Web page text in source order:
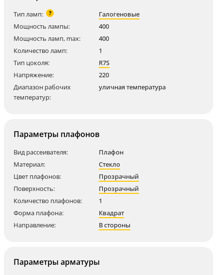
Тип ламп: ?
Галогеновые
Мощность лампы:
400
Мощность ламп, max:
400
Количество ламп:
1
Тип цоколя:
R7S
Напряжение:
220
Диапазон рабочих
температур:
уличная температура
Параметры плафонов
Вид рассеивателя:
Плафон
Материал:
Стекло
Цвет плафонов:
Прозрачный
Поверхность:
Прозрачный
Количество плафонов:
1
Форма плафона:
Квадрат
Направление:
В стороны
Параметры арматуры